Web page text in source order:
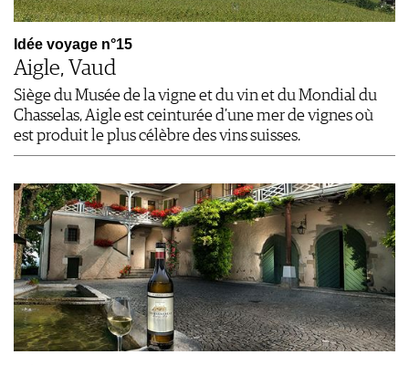
Idée voyage n°15
Aigle, Vaud
Siège du Musée de la vigne et du vin et du Mondial du
Chasselas, Aigle est ceinturée d’une mer de vignes où
est produit le plus célèbre des vins suisses.